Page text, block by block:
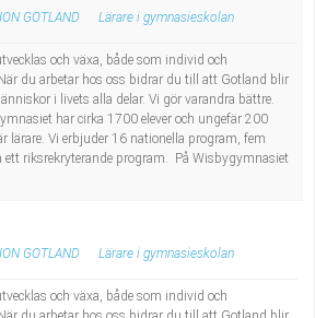
GOTLAND Lärare i gymnasieskolan
och växa, både som individ och
du arbetar hos oss bidrar du till att Gotland blir
i livets alla delar. Vi gör varandra bättre.
har cirka 1700 elever och ungefär 200
lärare. Vi erbjuder 16 nationella program, fem
riksrekryterande program. På Wisbygymnasiet
GOTLAND Lärare i gymnasieskolan
och växa, både som individ och